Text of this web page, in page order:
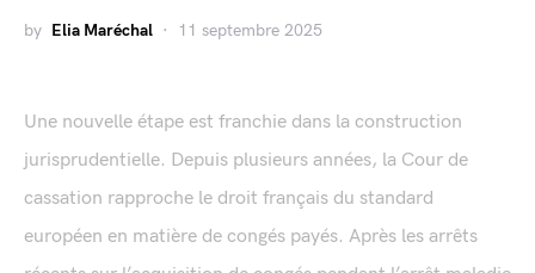
by Elia Maréchal 11 septembre 2025
Une nouvelle étape est franchie dans la construction
jurisprudentielle. Depuis plusieurs années, la Cour de
cassation rapproche le droit français du standard
européen en matière de congés payés. Après les arrêts